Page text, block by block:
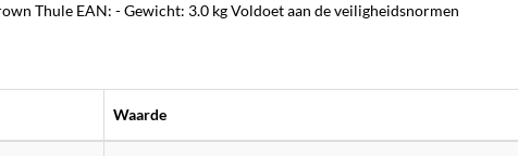
Thule EAN: - Gewicht: 3.0 kg Voldoet aan de veiligheidsnormen
Waarde